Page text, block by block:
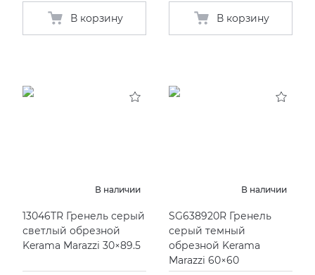
В корзину В корзину
В наличии
13046TR Гренель серый
светлый обрезной
Kerama Marazzi 30×89.5
В наличии
SG638920R Гренель
серый темный
обрезной Kerama
Marazzi 60×60